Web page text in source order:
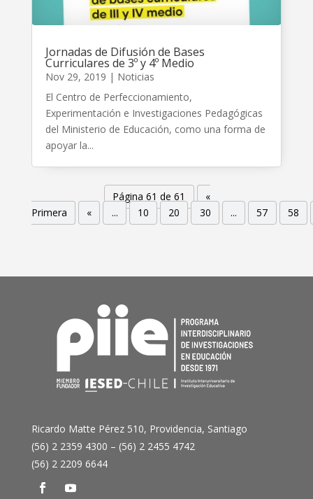
Jornadas de Difusión de Bases
Curriculares de 3º y 4º Medio
Nov 29, 2019 | Noticias
El Centro de Perfeccionamiento,
Experimentación e Investigaciones Pedagógicas
del Ministerio de Educación, como una forma de
apoyar la...
Página 61 de 61
«
Primera
« ... 10 20 30 ... 57 58
Ricardo Matte Pérez 510, Providencia, Santiago
(56) 2 2359 4300 – (56) 2 2455 4742
(56) 2 2209 6644